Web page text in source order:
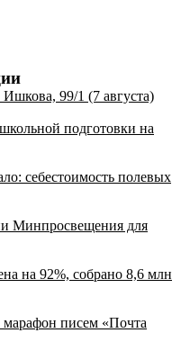
99/1 (7 августа)
подготовки на
себестоимость полевых
Минпросвещения для
на 92%, собрано 8,6 млн
писем «Почта